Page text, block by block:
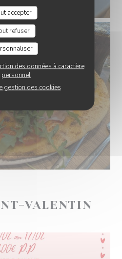
accepter
refuser
des données à caractère
personnel
gestion des cookies
VALENTIN